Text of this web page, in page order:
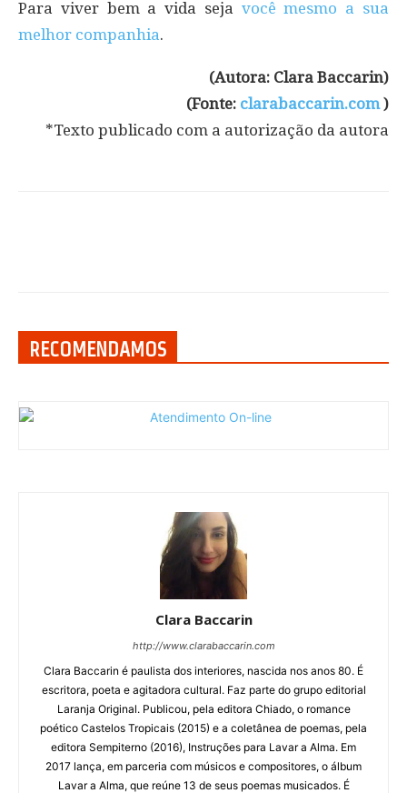
Para viver bem a vida seja você mesmo a sua
melhor companhia.
(Autora: Clara Baccarin)
(Fonte: clarabaccarin.com)
*Texto publicado com a autorização da autora
RECOMENDAMOS
Clara Baccarin
http://www.clarabaccarin.com
Clara Baccarin é paulista dos interiores, nascida nos anos 80. É
escritora, poeta e agitadora cultural. Faz parte do grupo editorial
Laranja Original. Publicou, pela editora Chiado, o romance
poético Castelos Tropicais (2015) e a coletânea de poemas, pela
editora Sempiterno (2016), Instruções para Lavar a Alma. Em
2017 lança, em parceria com músicos e compositores, o álbum
Lavar a Alma, que reúne 13 de seus poemas musicados. É